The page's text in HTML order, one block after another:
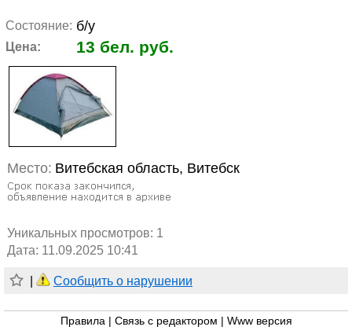
Состояние: б/у
Цена: 13 бел. руб.
Место: Витебская область, Витебск
Уникальных просмотров: 1
Дата: 11.09.2025 10:41
Сообщить о нарушении
Правила Связь с редактором Www версия